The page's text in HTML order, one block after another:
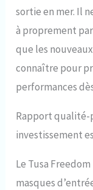
sortie en mer. Il
à proprement
que les
connaître pour
performances
Rapport qualité-
investissement
Le Tusa
masques